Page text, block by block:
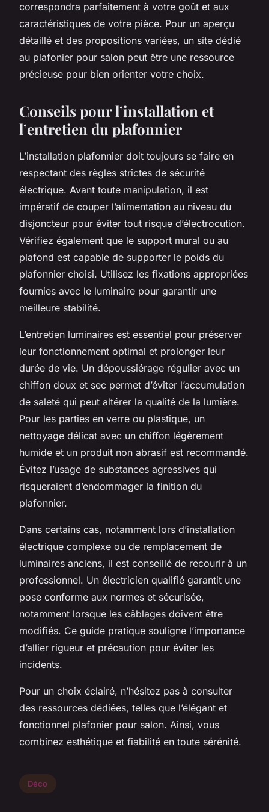
correspondra parfaitement à votre goût et aux
caractéristiques de votre pièce. Pour un aperçu
détaillé et des propositions variées, un site dédié
au plafonier pour salon peut être une ressource
précieuse pour bien orienter votre choix.
Conseils pour l’installation et
l’entretien du plafonnier
L’installation plafonnier doit toujours se faire en
respectant des règles strictes de sécurité
électrique. Avant toute manipulation, il est
impératif de couper l’alimentation au niveau du
disjoncteur pour éviter tout risque d’électrocution.
Vérifiez également que le support mural ou au
plafond est capable de supporter le poids du
plafonnier choisi. Utilisez les fixations appropriées
fournies avec le luminaire pour garantir une
meilleure stabilité.
L’entretien luminaires est essentiel pour préserver
leur fonctionnement optimal et prolonger leur
durée de vie. Un dépoussiérage régulier avec un
chiffon doux et sec permet d’éviter l’accumulation
de saleté qui peut altérer la qualité de la lumière.
Pour les parties en verre ou plastique, un
nettoyage délicat avec un chiffon légèrement
humide et un produit non abrasif est recommandé.
Évitez l’usage de substances agressives qui
risqueraient d’endommager la finition du
plafonnier.
Dans certains cas, notamment lors d’installation
électrique complexe ou de remplacement de
luminaires anciens, il est conseillé de recourir à un
professionnel. Un électricien qualifié garantit une
pose conforme aux normes et sécurisée,
notamment lorsque les câblages doivent être
modifiés. Ce guide pratique souligne l’importance
d’allier rigueur et précaution pour éviter les
incidents.
Pour un choix éclairé, n’hésitez pas à consulter
des ressources dédiées, telles que l’élégant et
fonctionnel plafonier pour salon. Ainsi, vous
combinez esthétique et fiabilité en toute sérénité.
Déco